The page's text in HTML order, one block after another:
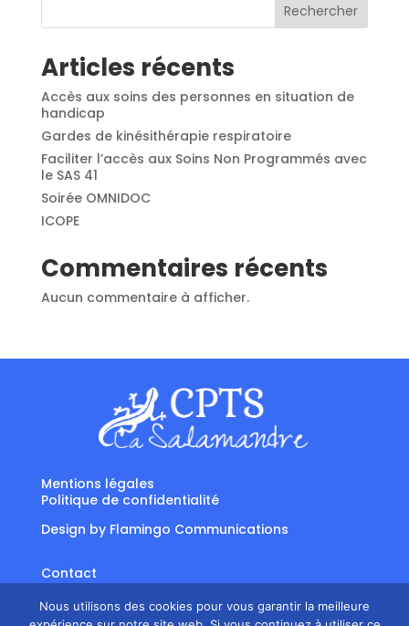
Rechercher
Articles récents
Accès aux soins des personnes en situation de
handicap
Gardes de kinésithérapie respiratoire
Faciliter l’accès aux Soins Non Programmés avec
le SAS 41
Soirée OMNIDOC
ICOPE
Commentaires récents
Aucun commentaire à afficher.
Mentions légales
Politique de confidentialité
Design by Flamingo Communications
Contact
Suivre
Suivre
Nous utilisons des cookies pour vous garantir la meilleure